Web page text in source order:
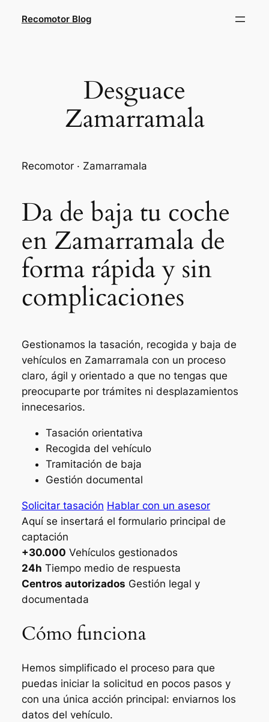
Recomotor Blog
Desguace
Zamarramala
Recomotor · Zamarramala
Da de baja tu coche
en Zamarramala de
forma rápida y sin
complicaciones
Gestionamos la tasación, recogida y baja de
vehículos en Zamarramala con un proceso
claro, ágil y orientado a que no tengas que
preocuparte por trámites ni desplazamientos
innecesarios.
Tasación orientativa
Recogida del vehículo
Tramitación de baja
Gestión documental
Solicitar tasación Hablar con un asesor
Aquí se insertará el formulario principal de
captación
+30.000 Vehículos gestionados
24h Tiempo medio de respuesta
Centros autorizados Gestión legal y
documentada
Cómo funciona
Hemos simplificado el proceso para que
puedas iniciar la solicitud en pocos pasos y
con una única acción principal: enviarnos los
datos del vehículo.